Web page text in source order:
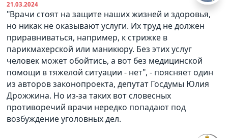
21.03.2024
"Врачи стоят на защите наших жизней и здоровья,
но никак не оказывают услуги. Их труд не должен
приравниваться, например, к стрижке в
парикмахерской или маникюру. Без этих услуг
человек может обойтись, а вот без медицинской
помощи в тяжелой ситуации - нет", - поясняет один
из авторов законопроекта, депутат Госдумы Юлия
Дрожжина. Но из-за таких вот словесных
противоречий врачи нередко попадают под
возбуждение уголовных дел.